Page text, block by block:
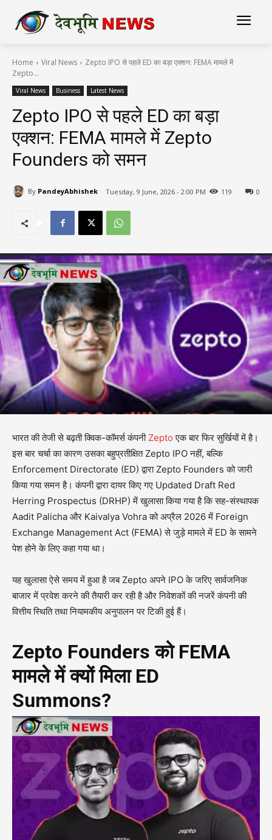
Home Viral News
Zepto IPO से पहले ED का बड़ा एक्शन: FEMA मामले में
Zepto...
Viral News Business Latest News
Zepto IPO से पहले ED का बड़ा
एक्शन: FEMA मामले में Zepto
Founders को समन
By PandeyAbhishek Tuesday, 9 June, 2026 - 2:00 PM 0
119
भारत की तेजी से बढ़ती क्विक-कॉमर्स कंपनी Zepto एक बार फिर सुर्खियों में है।
इस बार चर्चा का कारण उसका बहुप्रतीक्षित Zepto IPO नहीं, बल्कि
Enforcement Directorate (ED) द्वारा Zepto Founders को जारी
किया गया समन है। कंपनी द्वारा दायर किए गए Updated Draft Red
Herring Prospectus (DRHP) में खुलासा किया गया है कि सह-संस्थापक
Aadit Palicha और Kaivalya Vohra को अप्रैल 2026 में Foreign
Exchange Management Act (FEMA) से जुड़े मामले में ED के सामने
पेश होने के लिए कहा गया था।
यह खुलासा ऐसे समय में हुआ है जब Zepto अपने IPO के जरिए सार्वजनिक
बाजार में प्रवेश करने की तैयारी कर रही है और निवेशकों की नजरें कंपनी की
वित्तीय स्थिति तथा नियामकीय अनुपालन पर टिकी हुई हैं।
Zepto Founders को FEMA
मामले में क्यों मिला ED
Summons?